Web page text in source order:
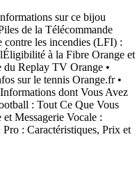
sur ce bijou
de la Télécommande
contre les incendies (LFI) :
à la Fibre Orange et
Replay TV Orange •
sur le tennis Orange.fr•
dont Vous Avez
: Tout Ce Que Vous
Messagerie Vocale :
: Caractéristiques, Prix et